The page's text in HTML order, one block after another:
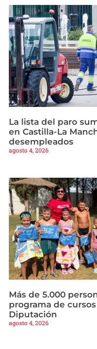
La lista del paro
en Castilla-La
desempleados
agosto 4, 2026
Más de 5.000
programa de
Diputación
agosto 4, 2026